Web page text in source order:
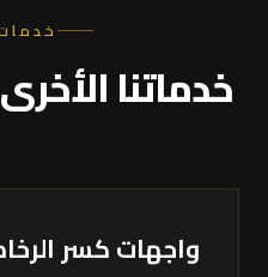
خدماتنا
واجهات كسر